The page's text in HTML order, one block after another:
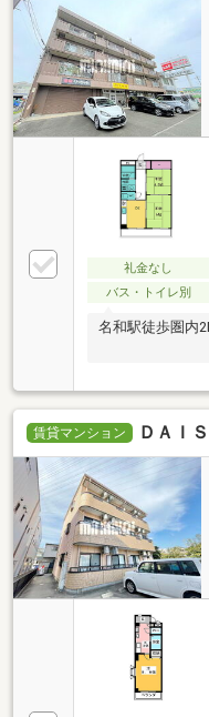
礼金なし
バス・トイレ別
名和駅徒歩圏内
賃貸マンション ＤＡＩ